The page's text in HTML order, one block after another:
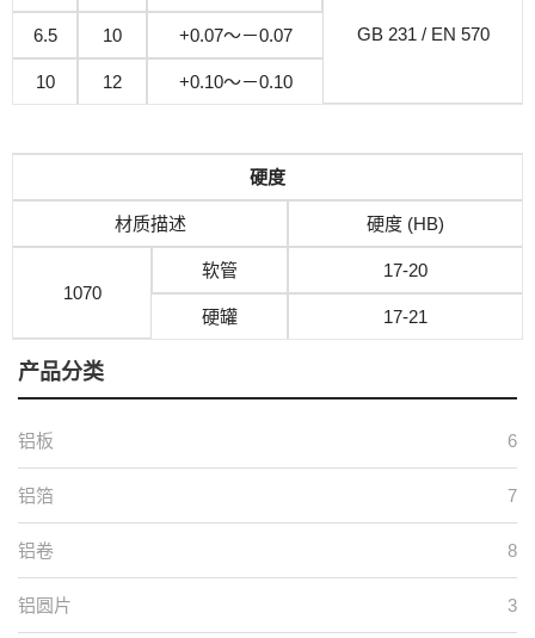
GB 231 / EN 570
6.5 10 +0.07～－0.07
10 12 +0.10～－0.10
硬度
材质描述 硬度 (HB)
1070
软管 17-20
硬罐 17-21
产品分类
铝板 6
铝箔 7
铝卷 8
铝圆片 3